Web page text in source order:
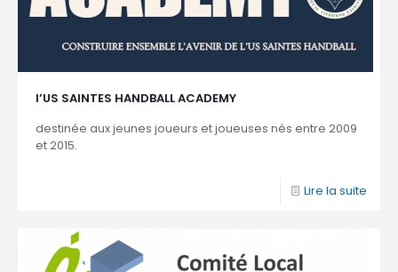
l’US SAINTES HANDBALL ACADEMY
destinée aux jeunes joueurs et joueuses nés entre 2009
et 2015.
Lire la suite